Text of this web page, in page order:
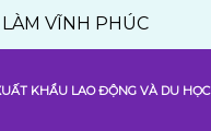
PHÚC
KHẨU LAO ĐỘNG VÀ DU HỌC